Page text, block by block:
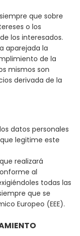
que sobre
o los
los interesados.
aparejada la
de la
mismos son
derivada de la
datos personales
legitime este
realizará
al
todas las
que se
Europeo (EEE).